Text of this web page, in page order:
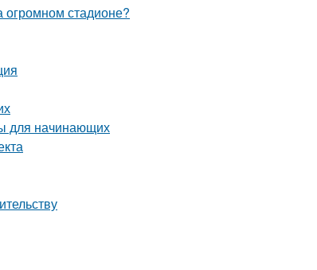
огромном стадионе?
для начинающих